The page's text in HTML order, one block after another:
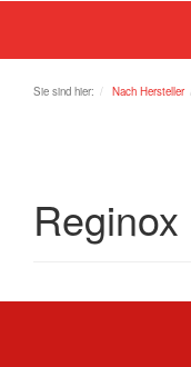
Sie sind hier: Nach Hersteller
Reginox